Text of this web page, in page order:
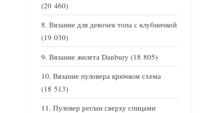
(20 460)
Вязание для девочек топа с клубничкой
(19 030)
Вязание жилета Danbury (18 805)
Вязание пуловера крючком схема
(18 513)
Пуловер реглан сверху спицами